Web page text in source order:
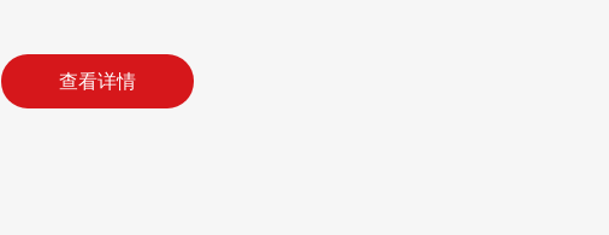
查看详情